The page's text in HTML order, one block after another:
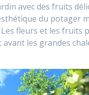
avec des fruits
du potager
fleurs et les fruits
les grandes